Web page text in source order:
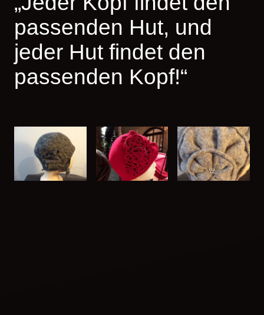
passenden Hut, und
jeder Hut findet den
passenden Kopf!“